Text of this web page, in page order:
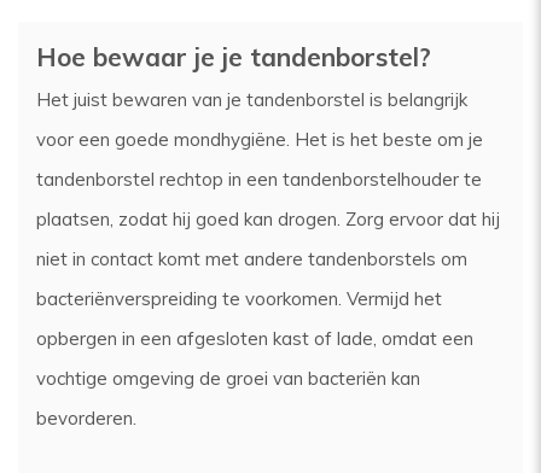
Hoe bewaar je je tandenborstel?
Het juist bewaren van je tandenborstel is belangrijk
voor een goede mondhygiëne. Het is het beste om je
tandenborstel rechtop in een tandenborstelhouder te
plaatsen, zodat hij goed kan drogen. Zorg ervoor dat hij
niet in contact komt met andere tandenborstels om
bacteriënverspreiding te voorkomen. Vermijd het
opbergen in een afgesloten kast of lade, omdat een
vochtige omgeving de groei van bacteriën kan
bevorderen.